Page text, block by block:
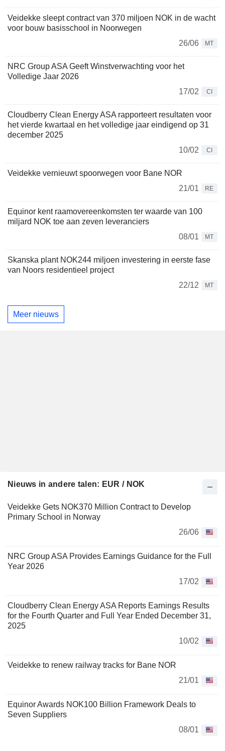
Veidekke sleept contract van 370 miljoen NOK in de wacht
voor bouw basisschool in Noorwegen
26/06
MT
NRC Group ASA Geeft Winstverwachting voor het
Volledige Jaar 2026
17/02
CI
Cloudberry Clean Energy ASA rapporteert resultaten voor
het vierde kwartaal en het volledige jaar eindigend op 31
december 2025
10/02
CI
Veidekke vernieuwt spoorwegen voor Bane NOR
21/01
RE
Equinor kent raamovereenkomsten ter waarde van 100
miljard NOK toe aan zeven leveranciers
08/01
MT
Skanska plant NOK244 miljoen investering in eerste fase
van Noors residentieel project
22/12
MT
Meer nieuws
Nieuws in andere talen: EUR / NOK
Veidekke Gets NOK370 Million Contract to Develop
Primary School in Norway
26/06
NRC Group ASA Provides Earnings Guidance for the Full
Year 2026
17/02
Cloudberry Clean Energy ASA Reports Earnings Results
for the Fourth Quarter and Full Year Ended December 31,
2025
10/02
Veidekke to renew railway tracks for Bane NOR
21/01
Equinor Awards NOK100 Billion Framework Deals to
Seven Suppliers
08/01